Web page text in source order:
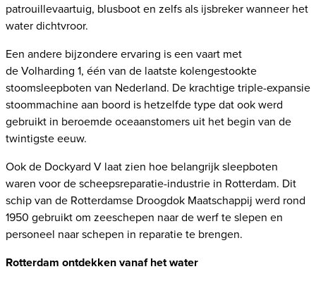
patrouillevaartuig, blusboot en zelfs als ijsbreker wanneer het
water dichtvroor.
Een andere bijzondere ervaring is een vaart met
de Volharding 1, één van de laatste kolengestookte
stoomsleepboten van Nederland. De krachtige triple-expansie
stoommachine aan boord is hetzelfde type dat ook werd
gebruikt in beroemde oceaanstomers uit het begin van de
twintigste eeuw.
Ook de Dockyard V laat zien hoe belangrijk sleepboten
waren voor de scheepsreparatie-industrie in Rotterdam. Dit
schip van de Rotterdamse Droogdok Maatschappij werd rond
1950 gebruikt om zeeschepen naar de werf te slepen en
personeel naar schepen in reparatie te brengen.
Rotterdam ontdekken vanaf het water